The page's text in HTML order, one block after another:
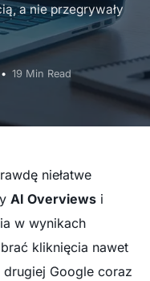
a nie przegrywały
19 Min Read
niełatwe
AI Overviews i
w wynikach
kliknięcia nawet
drugiej Google coraz